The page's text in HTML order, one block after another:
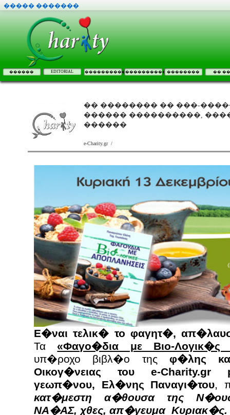
����� �������
������ EDITORIAL �������������������� �������� ��
�� �������� �� ���-
������ ����������,
������
e-Charity.gr /
Ε�ναι τελικ� το φαγητ�,
Τα «Φαγο�δια με Βιο-Λογικ�ς
υπ�ροχο βιβλ�ο της φ�λης
Οικογ�νειας του e-Charity.gr
γεωπ�νου, Ελ�νης Παναγι�του,
κατ�μεστη α�θουσα της
ΝΑ�ΑΣ, χθες, απ�γευμα Κυριακ�ς.